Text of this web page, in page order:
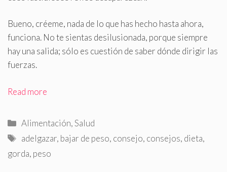
Bueno, créeme, nada de lo que has hecho hasta ahora,
funciona. No te sientas desilusionada, porque siempre
hay una salida; sólo es cuestión de saber dónde dirigir las
fuerzas.
Read more
Categorías
Alimentación,Salud
Etiquetas
adelgazar, bajar de peso, consejo, consejos, dieta,
gorda, peso